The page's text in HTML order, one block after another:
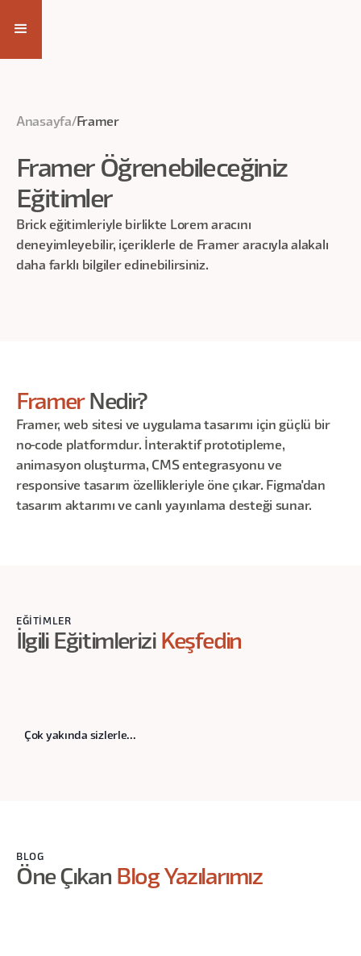
Anasayfa/ Framer
FramerÖğrenebileceğiniz
Eğitimler
Brick eğitimleriyle birlikte Lorem aracını
deneyimleyebilir, içeriklerle de Framer aracıyla alakalı
daha farklı bilgiler edinebilirsiniz.
FramerNedir?
Framer, web sitesi ve uygulama tasarımı için güçlü bir
no-code platformdur. İnteraktif prototipleme,
animasyon oluşturma, CMS entegrasyonu ve
responsive tasarım özellikleriyle öne çıkar. Figma'dan
tasarım aktarımı ve canlı yayınlama desteği sunar.
EĞITIMLER
İlgili Eğitimlerizi Keşfedin
Çok yakında sizlerle...
BLOG
Öne Çıkan Blog Yazılarımız